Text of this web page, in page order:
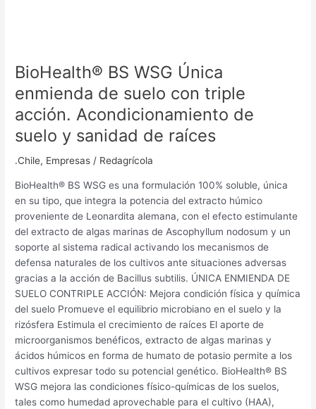
BioHealth® BS WSG Única
enmienda de suelo con triple
acción. Acondicionamiento de
suelo y sanidad de raíces
.Chile, Empresas / Redagrícola
BioHealth® BS WSG es una formulación 100% soluble, única
en su tipo, que integra la potencia del extracto húmico
proveniente de Leonardita alemana, con el efecto estimulante
del extracto de algas marinas de Ascophyllum nodosum y un
soporte al sistema radical activando los mecanismos de
defensa naturales de los cultivos ante situaciones adversas
gracias a la acción de Bacillus subtilis. ÚNICA ENMIENDA DE
SUELO CONTRIPLE ACCIÓN: Mejora condición física y química
del suelo Promueve el equilibrio microbiano en el suelo y la
rizósfera Estimula el crecimiento de raíces El aporte de
microorganismos benéficos, extracto de algas marinas y
ácidos húmicos en forma de humato de potasio permite a los
cultivos expresar todo su potencial genético. BioHealth® BS
WSG mejora las condiciones físico-químicas de los suelos,
tales como humedad aprovechable para el cultivo (HAA),